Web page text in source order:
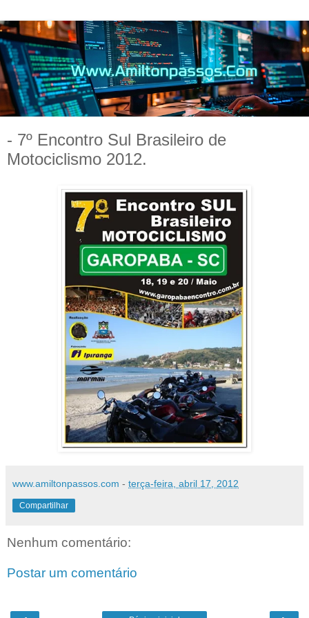
- 7º Encontro Sul Brasileiro de
Motociclismo 2012.
www.amiltonpassos.com - terça-feira, abril 17, 2012
Compartilhar
Nenhum comentário:
Postar um comentário